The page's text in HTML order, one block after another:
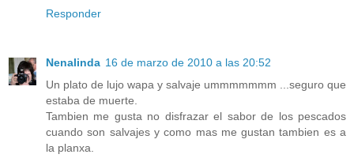
Responder
Nenalinda 16 de marzo de 2010 a las 20:52
Un plato de lujo wapa y salvaje ummmmmmm ...seguro que
estaba de muerte.
Tambien me gusta no disfrazar el sabor de los pescados
cuando son salvajes y como mas me gustan tambien es a
la planxa.